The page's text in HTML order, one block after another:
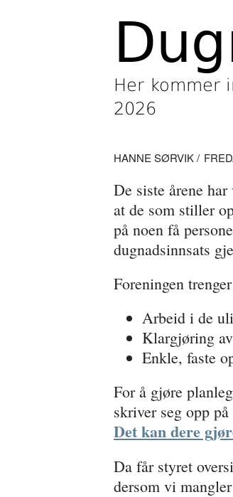
Her kommer
2026
HANNE SØRVIK
De siste årene
at de som stiller
på noen få
dugnadsinnsats
Foreningen
Arbeid i de
Klargjøring
Enkle, faste
For å gjøre
skriver seg opp
Det kan dere
Da får styret
dersom vi